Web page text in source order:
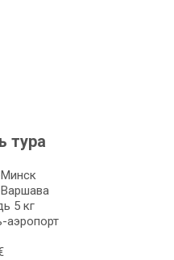
тура
5 кг
аэропорт